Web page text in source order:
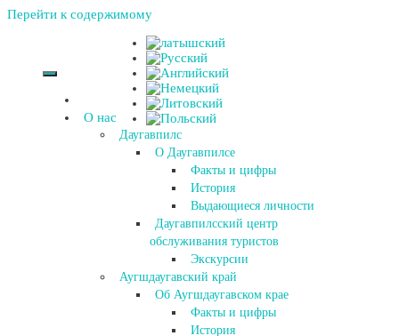
Перейти к содержимому
О нас
Даугавпилс
О Даугавпилсе
Факты и цифры
История
Выдающиеся личности
Даугавпилсский центр
обслуживания туристов
Экскурсии
Аугшдаугавский край
Об Аугшдаугавском крае
Факты и цифры
История